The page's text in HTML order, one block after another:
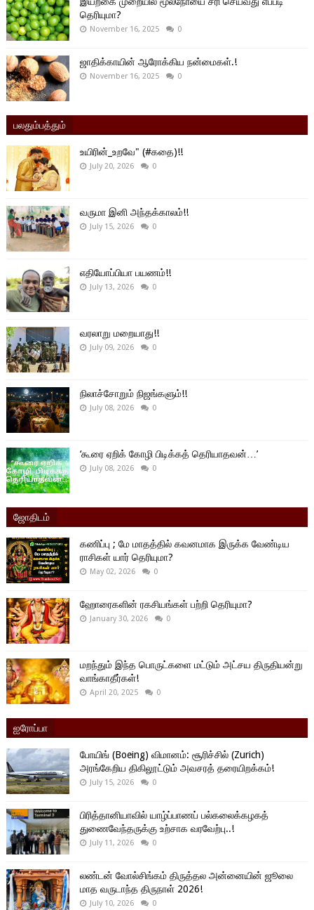
தெரியுமா?
November 16, 2025 0
ஜாதிக்காயின் ஆரோக்கிய நன்மைகள்.!
November 16, 2025 0
பலதும்பத்தும்
உயிரின்_உறவே" (#கதை)!!
July 20, 2026 0
வருமா இனி அந்தக்காலம்!!
July 15, 2026 0
எதியோப்பியா பயணம்!!
July 13, 2026 0
வரலாறு மறையாது!!
July 09, 2026 0
நிலாச்சோறும் நிஜங்களும்!!
July 08, 2026 0
‘கூரை ஏறிக் கோழி பிடிக்கத் தெரியாதவன்…’
July 08, 2026 0
ஜோதிடம்
கணிப்பு ; மே மாதத்தில் கவனமாக இருக்க வேண்டிய
ராசிகள் யார் தெரியுமா?
May 02, 2026 0
ஹோரைகளின் ரகசியங்கள் பற்றி தெரியுமா?
January 30, 2026 0
மறந்தும் இந்த பொருட்களை மட்டும் அட்சய திருதியன்று
வாங்காதீர்கள்!
April 20, 2025 0
ஐரோப்பா
போயிங் (Boeing) விமானம்: சூரிச்சில் (Zurich)
அரங்கேறிய திகிலூட்டும் அவசரத் தரையிறக்கம்!
July 15, 2026 0
பிரித்தானியாவில் யாழ்ப்பாணப் பல்கலைக்கழகத்
துணைவேந்தருக்கு உற்சாக வரவேற்பு..!
July 11, 2026 0
லண்டன் வோல்சிங்கம் திருத்தல அன்னையின் ஜூலை
மாத வருடாந்த திருநாள் 2026!
July 10, 2026 0